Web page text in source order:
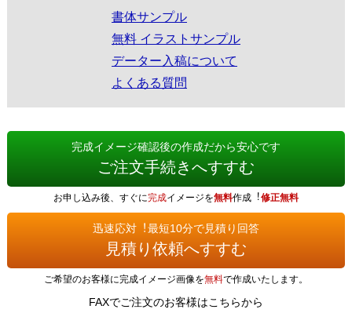
書体サンプル
無料 イラストサンプル
データー入稿について
よくある質問
完成イメージ確認後の作成だから安心です
ご注文手続きへすすむ
お申し込み後、すぐに完成イメージを無料作成︕修正無料
迅速応対︕最短10分で見積り回答
見積り依頼へすすむ
ご希望のお客様に完成イメージ画像を無料で作成いたします。
FAXでご注文のお客様はこちらから